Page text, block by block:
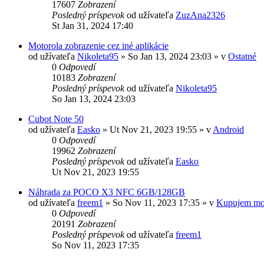
17607 Zobrazení
Posledný príspevokod užívateľa ZuzAna2326
St Jan 31, 2024 17:40
Motorola zobrazenie cez iné aplikácie
od užívateľa Nikoleta95 » So Jan 13, 2024 23:03 » v Ostatné
0 Odpovedí
10183 Zobrazení
Posledný príspevokod užívateľa Nikoleta95
So Jan 13, 2024 23:03
Cubot Note 50
od užívateľa Easko » Ut Nov 21, 2023 19:55 » v Android
0 Odpovedí
19962 Zobrazení
Posledný príspevokod užívateľa Easko
Ut Nov 21, 2023 19:55
Náhrada za POCO X3 NFC 6GB/128GB
od užívateľa freem1 » So Nov 11, 2023 17:35 » v Kupujem
0 Odpovedí
20191 Zobrazení
Posledný príspevokod užívateľa freem1
So Nov 11, 2023 17:35